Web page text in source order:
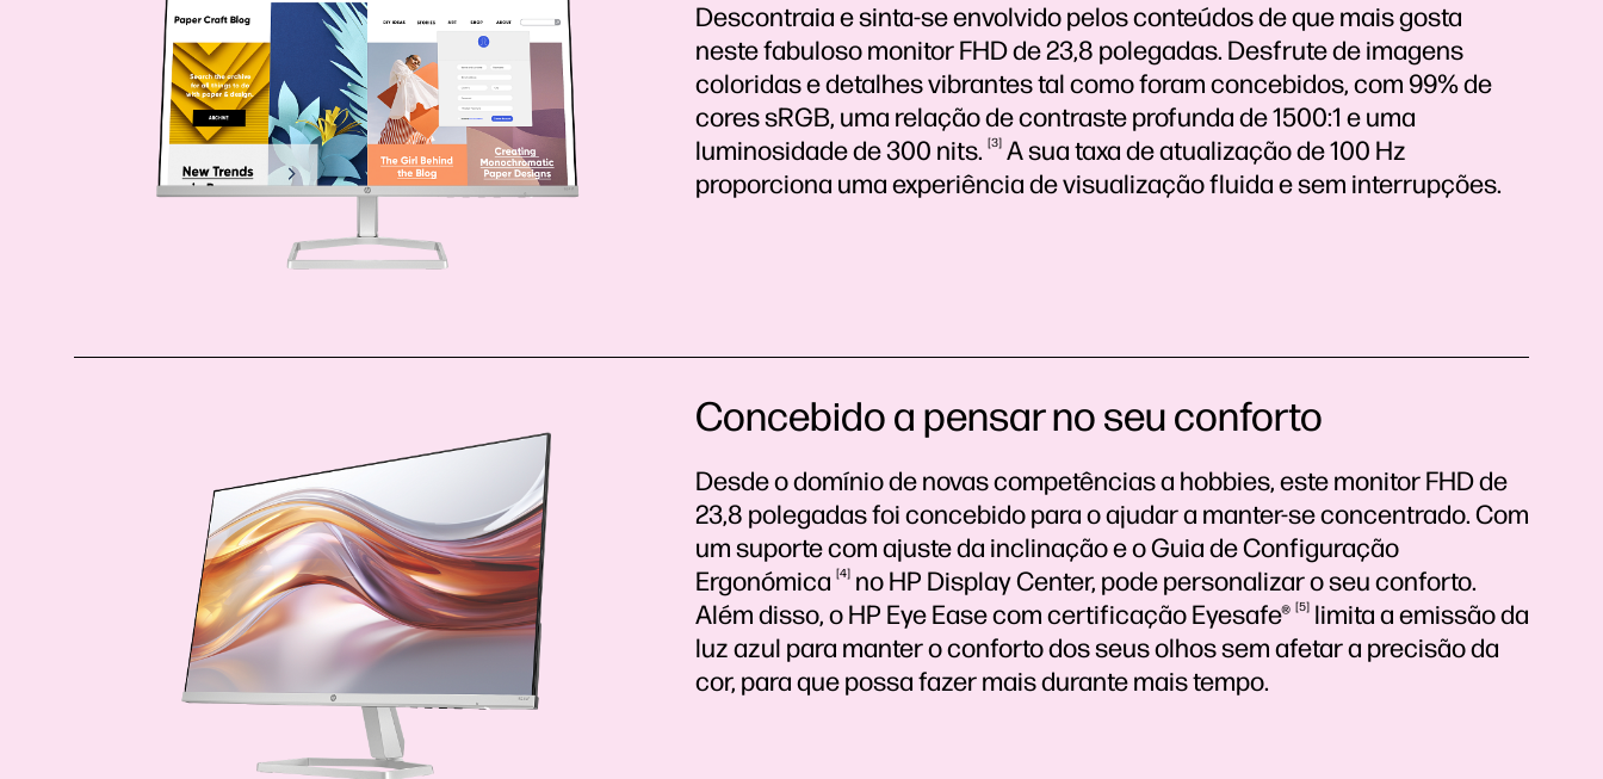
Descontraia e sinta-se envolvido pelos conteúdos de que mais gosta
neste fabuloso monitor FHD de 23,8 polegadas. Desfrute de imagens
coloridas e detalhes vibrantes tal como foram concebidos, com 99% de
cores sRGB, uma relação de contraste profunda de 1500:1 e uma
luminosidade de 300 nits. 3 A sua taxa de atualização de 100 Hz
proporciona uma experiência de visualização fluida e sem interrupções.
Concebido a pensar no seu conforto
Desde o domínio de novas competências a hobbies, este monitor FHD de
23,8 polegadas foi concebido para o ajudar a manter-se concentrado. Com
um suporte com ajuste da inclinação e o Guia de Configuração
Ergonómica
4
no HP Display Center, pode personalizar o seu conforto.
Além disso, o HP Eye Ease com certificaçãoEyesafe® 5
limita a emissão da
luz azul para manter o conforto dos seus olhos sem afetar a precisão da
cor, para que possa fazer mais durante mais tempo.